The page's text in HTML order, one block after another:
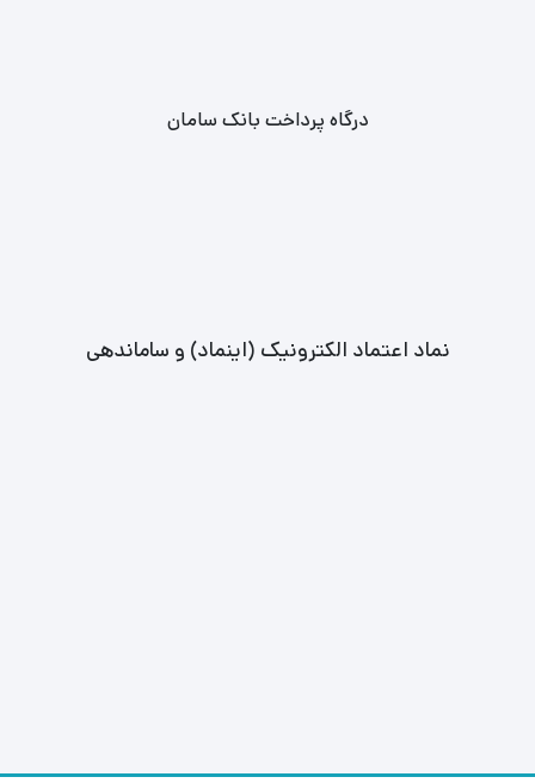
درگاه پرداخت بانک سامان
نماد اعتماد الکترونیک (اینماد) و ساماندهی